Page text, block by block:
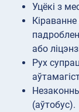
Уцёкі з
або
Рух
(аўтобус).